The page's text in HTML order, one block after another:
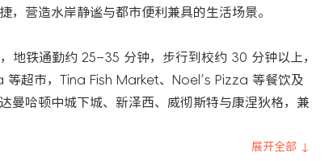
，营造水岸静谧与都市便利兼具的生活场景。
地铁通勤约 25–35 分钟，步行到校约 30 分钟以上，
超市，Tina Fish Market、Noel’s Pizza 等餐饮及
曼哈顿中城下城、新泽西、威彻斯特与康涅狄格，兼
展开全部 ↓